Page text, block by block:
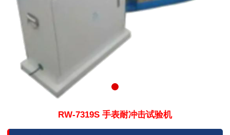
RW-7319S 手表耐冲击试验机